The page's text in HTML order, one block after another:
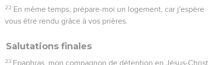
22 En même temps, prépare-moi un logement, car j'espère
vous être rendu grâce à vos prières.
Salutations finales
23 Epaphras, mon compagnon de détention en Jésus-Christ,